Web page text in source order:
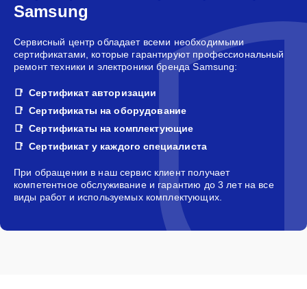
Samsung
Сервисный центр обладает всеми необходимыми
сертификатами, которые гарантируют профессиональный
ремонт техники и электроники бренда Samsung:
Сертификат авторизации
Сертификаты на оборудование
Сертификаты на комплектующие
Сертификат у каждого специалиста
При обращении в наш сервис клиент получает
компетентное обслуживание и гарантию до 3 лет на все
виды работ и используемых комплектующих.